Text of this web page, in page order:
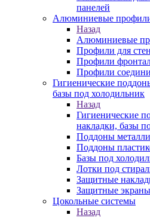
панелей
Алюминиевые
Назад
Алюминиевые
Профили для
Профили
Профили
Гигиенические
базы под холодильник
Назад
Гигиенические
накладки, базы
Поддоны
Поддоны
Базы под
Лотки под
Защитные
Защитные
Цокольные системы
Назад